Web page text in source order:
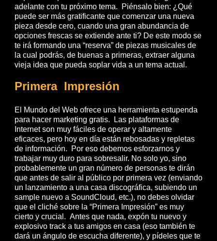
adelante con tu próximo tema. Piénsalo bien: ¿Qué
puede ser más gratificante que comenzar una nueva
pieza desde cero, cuando una gran abundancia de
opciones frescas se extiende ante ti? De este modo se
te irá formando una “reserva” de piezas musicales de
la cual podrás, de buenas a primeras, extraer alguna
vieja idea que pueda soplar vida a un tema actual.
Primera Impresión
El Mundo del Web ofrece una herramienta estupenda
para hacer marketing gratis. Las plataformas de
Internet son muy fáciles de operar y altamente
eficaces, pero hoy en día están rebosadas y repletas
de información. Por eso debemos esforzarnos y
trabajar muy duro para sobresalir. No solo yo, sino
probablemente un gran número de personas te dirán
que antes de salir al público por primera vez (enviando
un lanzamiento a una casa discográfica, subiendo un
sample nuevo a SoundCloud, etc.), no debes olvidar
que el cliché sobre la “Primera Impresión” es muy
cierto y crucial. Antes que nada, expón tu nuevo y
explosivo track a tus amigos en casa (eso también te
dará un ángulo de escucha diferente), y pídeles que te